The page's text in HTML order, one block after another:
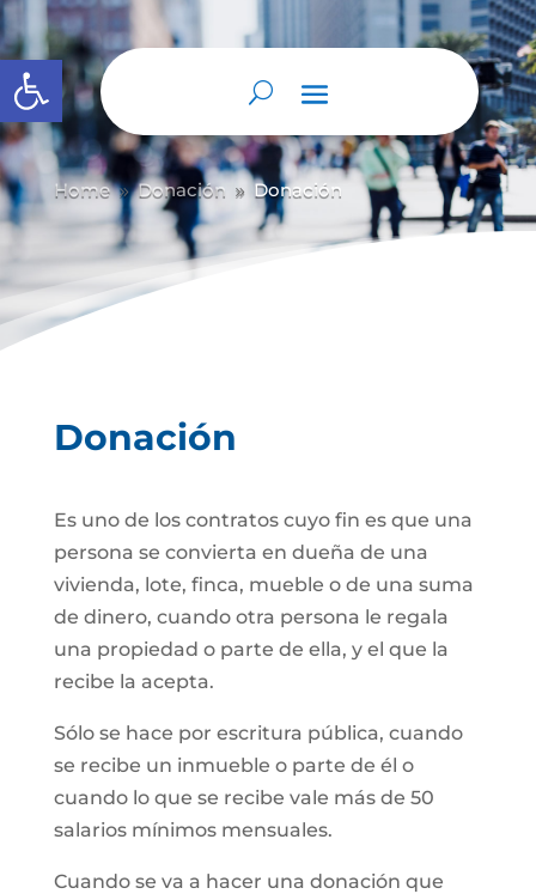
Abrir barra de herramientas
Home 9 Donación 9 Donación
Donación
Es uno de los contratos cuyo fin es que una
persona se convierta en dueña de una
vivienda, lote, finca, mueble o de una suma
de dinero, cuando otra persona le regala
una propiedad o parte de ella, y el que la
recibe la acepta.
Sólo se hace por escritura pública, cuando
se recibe un inmueble o parte de él o
cuando lo que se recibe vale más de 50
salarios mínimos mensuales.
Cuando se va a hacer una donación que